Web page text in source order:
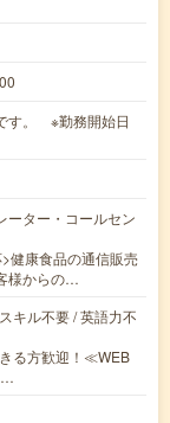
す。 ※勤務開始日
ーター・コールセン
健康食品の通信販売
様からの…
キル不要 / 英語力不
る方歓迎！≪WEB
…